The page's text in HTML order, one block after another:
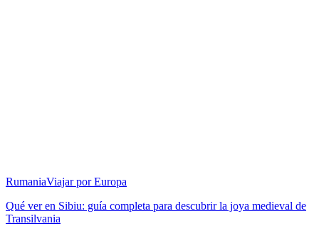
RumaniaViajar por Europa
Qué ver en Sibiu: guía completa para descubrir la joya medieval de
Transilvania